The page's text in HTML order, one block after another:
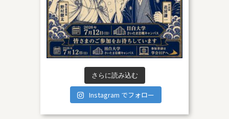
さらに読み込む
Instagram でフォロー